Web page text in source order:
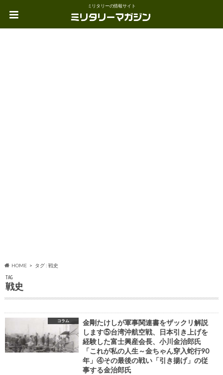
ミリタリーの情報サイト
HOME タグ : 戦史
TAG
戦史
コラム
金剛たけしが軍事関連書をザックリ解説
します⑤台湾沖航空戦、日本引き上げを
経験した富士興産会長、小川金治郎氏
「これが私の人生～金ちゃん穿入蛇行90
年」④その最後の戦い「引き揚げ」の従
事する金治郎氏